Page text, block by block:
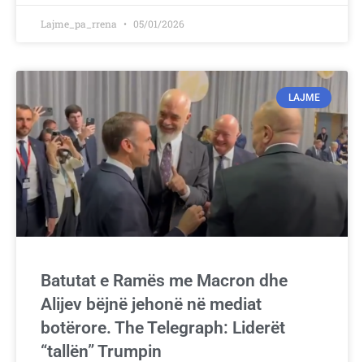
Lajme_pa_rrena 05/01/2026
LAJME
Batutat e Ramës me Macron dhe
Alijev bëjnë jehonë në mediat
botërore. The Telegraph: Liderët
“tallën” Trumpin